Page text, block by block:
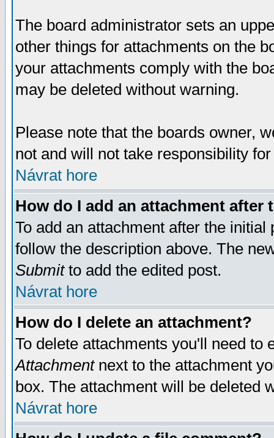
The board administrator sets an
other things for attachments on the
your attachments comply with the
may be deleted without warning.
Please note that the boards owner,
not and will not take responsibility
Návrat hore
How do I add an attachment after
To add an attachment after the
follow the description above. The
Submitto add the edited post.
Návrat hore
How do I delete an attachment?
To delete attachments you'll need
Attachmentnext to the attachment
box. The attachment will be deleted
Návrat hore